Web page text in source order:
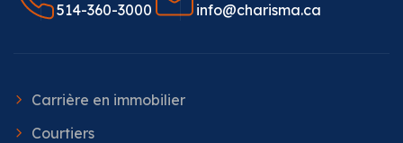
514-360-3000 info@charisma.ca
Carrière en immobilier
Courtiers